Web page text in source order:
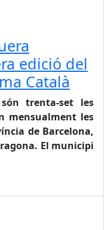
edició del
Català
trenta-set les
mensualment les
de Barcelona,
El municipi